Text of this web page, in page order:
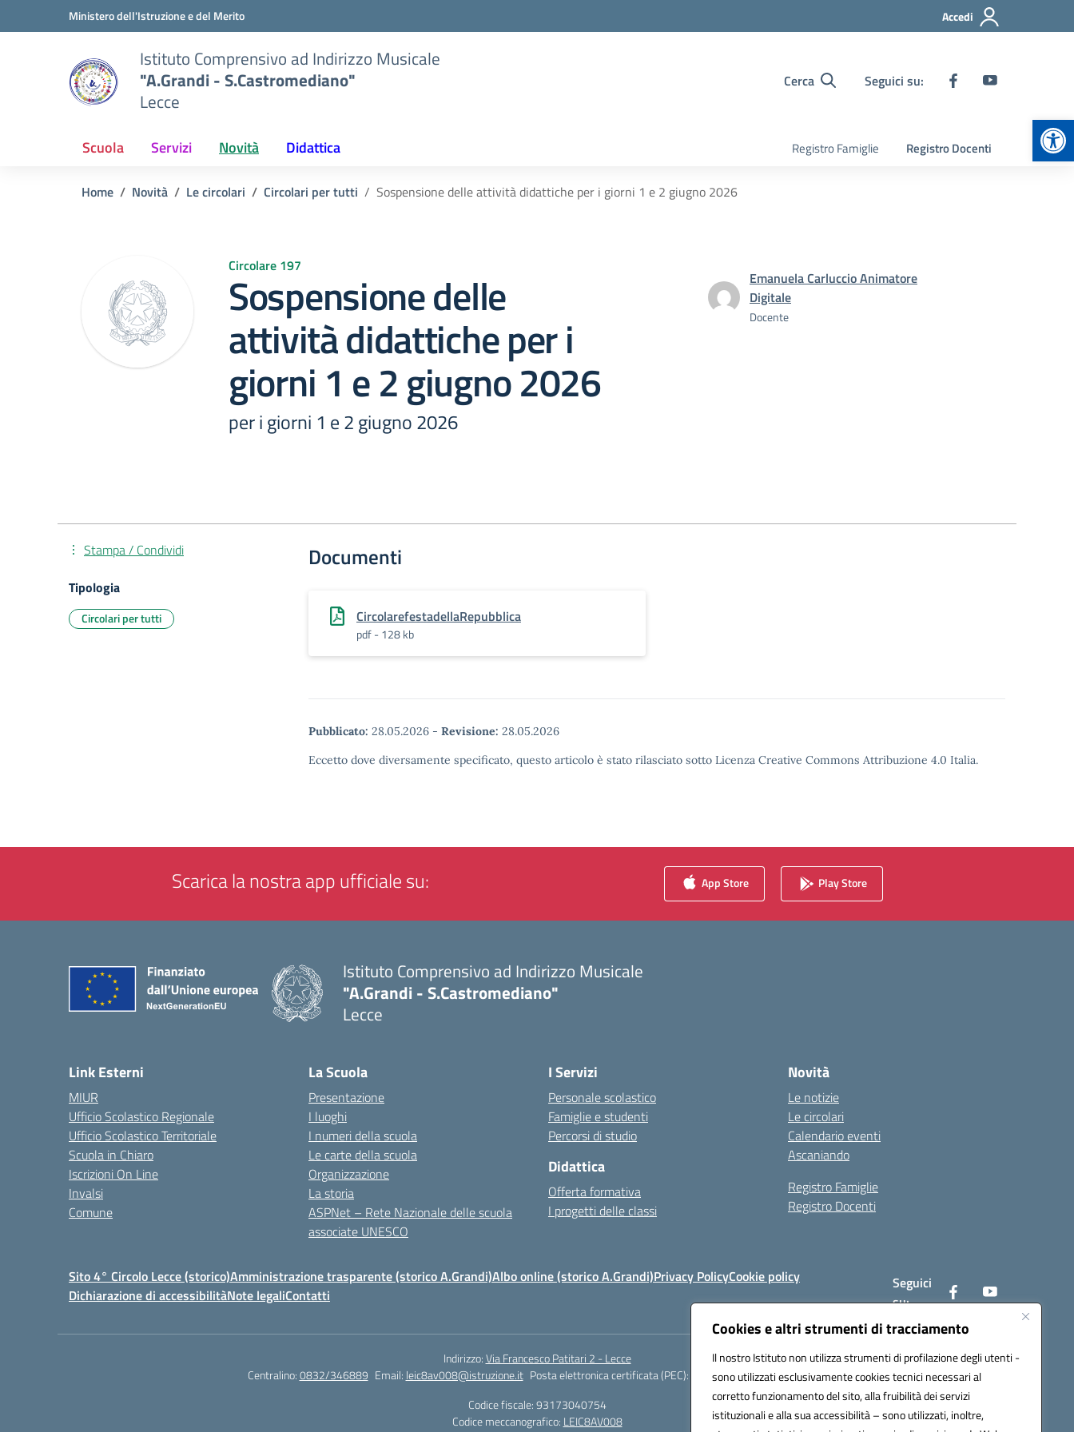
Cookies e altri strumenti di tracciamento
Il nostro Istituto non utilizza strumenti di profilazione degli utenti -
sono utilizzati esclusivamente cookies tecnici necessari al
corretto funzionamento del sito, alla fruibilità dei servizi
istituzionali e alla sua accessibilità – sono utilizzati, inoltre,
Vai ai contenuti
Vai al menu di navigazioneMinistero dell'Istruzione e del Merito Accedi
Istituto Comprensivo ad Indirizzo Musicale
"A.Grandi - S.Castromediano"
Lecce
Cerca Seguici su:
Scuola Servizi Novità Didattica Registro Famiglie Registro Docenti
Home Novità Le circolari Circolari per tutti Sospensione delle attività didattiche per i giorni 1 e 2 giugno 2026
Circolare 197
Sospensione delle
attività didattiche per i
giorni 1 e 2 giugno 2026
per i giorni 1 e 2 giugno 2026
Emanuela Carluccio Animatore
Digitale
Docente
Documenti
CircolarefestadellaRepubblica
pdf - 128 kb
Pubblicato: 28.05.2026 - Revisione: 28.05.2026
Eccetto dove diversamente specificato, questo articolo è stato rilasciato sotto Licenza Creative Commons Attribuzione 4.0 Italia.
Stampa / Condividi
Tipologia
Circolari per tutti
Scarica la nostra app ufficiale su: App Store Play Store
Istituto Comprensivo ad Indirizzo Musicale
"A.Grandi - S.Castromediano"
Lecce
Link Esterni
MIUR
Ufficio Scolastico Regionale
Ufficio Scolastico Territoriale
Scuola in Chiaro
Iscrizioni On Line
Invalsi
Comune
La Scuola
Presentazione
I luoghi
I numeri della scuola
Le carte della scuola
Organizzazione
La storia
ASPNet – Rete Nazionale delle scuola
associate UNESCO
I Servizi
Personale scolastico
Famiglie e studenti
Percorsi di studio
Didattica
Offerta formativa
I progetti delle classi
Novità
Le notizie
Le circolari
Calendario eventi
Ascaniando
Registro Famiglie
Registro Docenti
Sito 4° Circolo Lecce (storico)Amministrazione trasparente (storico A.Grandi)Albo online (storico A.Grandi)Privacy PolicyCookie policy
Dichiarazione di accessibilitàNote legaliContatti
Seguici
su:
Indirizzo:Via Francesco Patitari 2 - Lecce
Centralino:0832/346889 Email: leic8av008@istruzione.it Posta elettronica certificata (PEC):
leic8av008@pec.istruzione.it
Codice fiscale: 93173040754
Codice meccanografico: LEIC8AV008